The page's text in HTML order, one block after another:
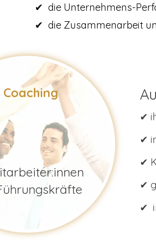
✔ die Unternehmens-
✔ die Zusammenarbeit
Coaching
✔
✔
✔
✔
✔